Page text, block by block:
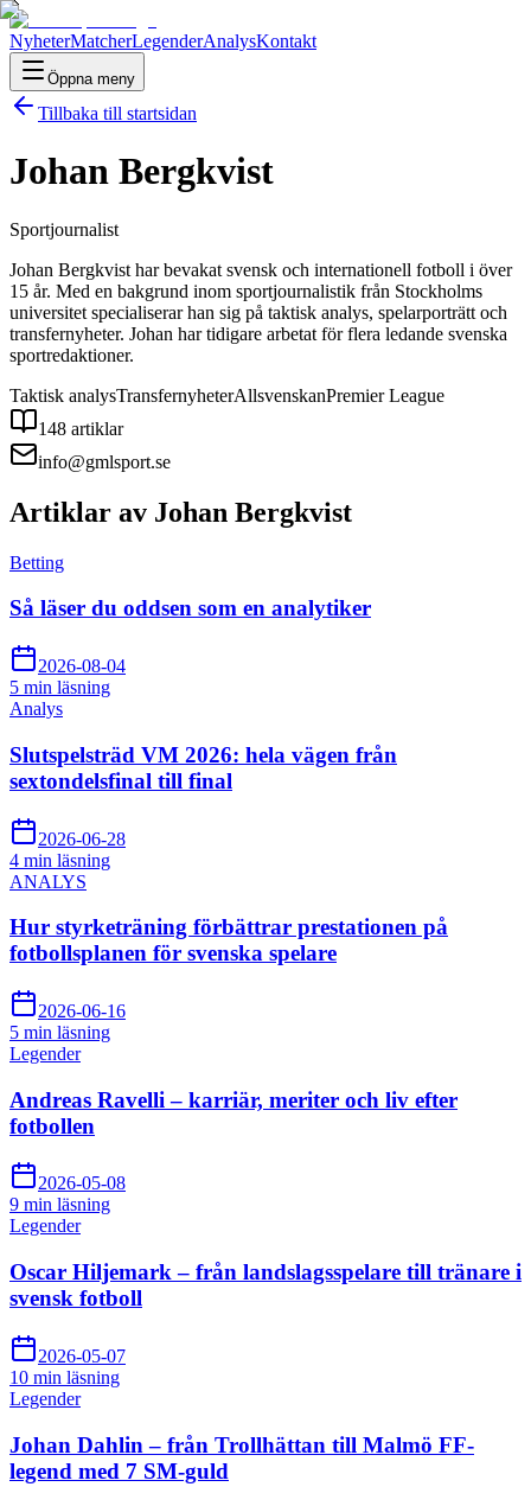
NyheterMatcherLegenderAnalysKontakt
Öppna meny
Tillbaka till startsidan
Johan Bergkvist
Sportjournalist
Johan Bergkvist har bevakat svensk och internationell fotboll i över
15 år. Med en bakgrund inom sportjournalistik från Stockholms
universitet specialiserar han sig på taktisk analys, spelarporträtt och
transfernyheter. Johan har tidigare arbetat för flera ledande svenska
sportredaktioner.
Taktisk analysTransfernyheterAllsvenskanPremier League
148 artiklar
info@gmlsport.se
Artiklar av Johan Bergkvist
Betting
Så läser du oddsen som en analytiker
2026-08-04
5 min läsning
Analys
Slutspelsträd VM 2026: hela vägen från
sextondelsfinal till final
2026-06-28
4 min läsning
ANALYS
Hur styrketräning förbättrar prestationen på
fotbollsplanen för svenska spelare
2026-06-16
5 min läsning
Legender
Andreas Ravelli – karriär, meriter och liv efter
fotbollen
2026-05-08
9 min läsning
Legender
Oscar Hiljemark – från landslagsspelare till tränare i
svensk fotboll
2026-05-07
10 min läsning
Legender
Johan Dahlin – från Trollhättan till Malmö FF-
legend med 7 SM-guld